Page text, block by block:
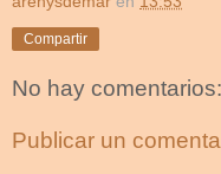
Compartir
No hay comentarios:
Publicar un